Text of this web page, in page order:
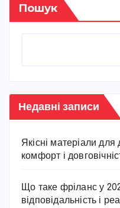
Пошук
Недавні записи
Якісні матеріали для
комфорт і
Що таке фріланс у
відповідальність і